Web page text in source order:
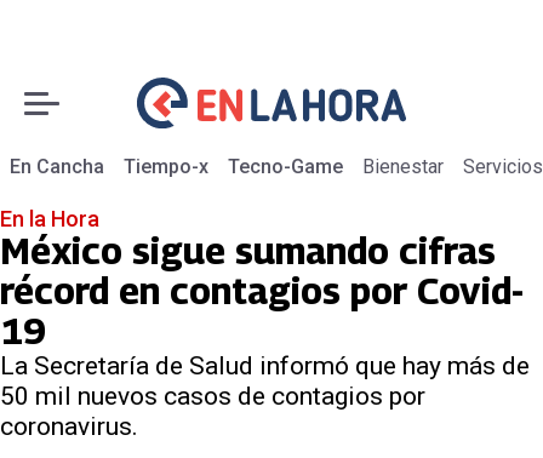
En Cancha Tiempo-x Tecno-Game Bienestar Servicios
En la Hora
México sigue sumando cifras
récord en contagios por Covid-
19
La Secretaría de Salud informó que hay más de
50 mil nuevos casos de contagios por
coronavirus.